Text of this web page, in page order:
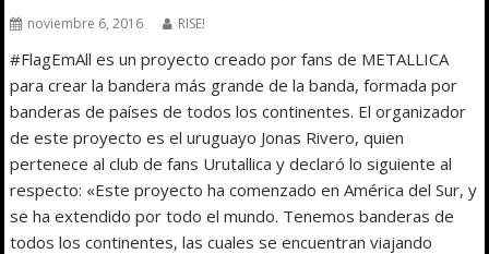
noviembre 6, 2016 RISE!
#FlagEmAll es un proyecto creado por fans de METALLICA
para crear la bandera más grande de la banda, formada por
banderas de países de todos los continentes. El organizador
de este proyecto es el uruguayo Jonas Rivero, quien
pertenece al club de fans Urutallica y declaró lo siguiente al
respecto: «Este proyecto ha comenzado en América del Sur, y
se ha extendido por todo el mundo. Tenemos banderas de
todos los continentes, las cuales se encuentran viajando